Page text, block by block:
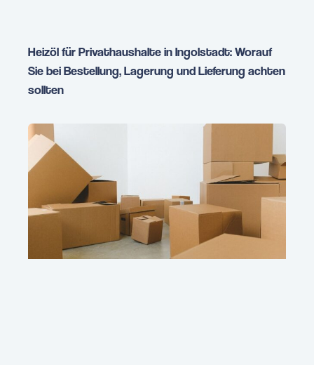
Heizöl für Privathaushalte in Ingolstadt: Worauf
Sie bei Bestellung, Lagerung und Lieferung achten
sollten